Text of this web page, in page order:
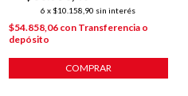
6 x $10.158,90 sin interés
$54.858,06 con Transferencia o
depósito
COMPRAR